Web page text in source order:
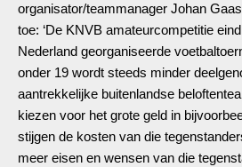
organisator/teammanager Johan
toe: ‘De KNVB amateurcompetitie
Nederland georganiseerde
onder 19 wordt steeds minder
aantrekkelijke buitenlandse
kiezen voor het grote geld in
stijgen de kosten van die
meer eisen en wensen van die